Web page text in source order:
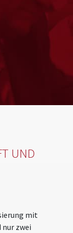
UND
mit
zwei